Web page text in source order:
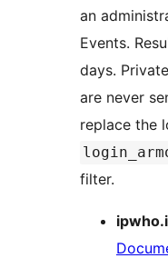
an
Events.
days.
are never
replace the
filter.